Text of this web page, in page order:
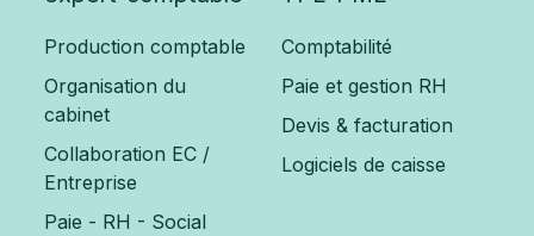
Production comptable
Organisation du
cabinet
Collaboration EC /
Entreprise
Paie - RH - Social
Comptabilité
Paie et gestion RH
Devis & facturation
Logiciels de caisse